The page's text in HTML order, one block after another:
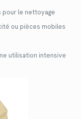
le nettoyage
ou pièces mobiles
utilisation intensive